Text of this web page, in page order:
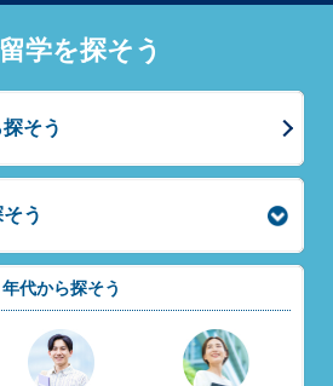
留学を探そう
そう
う
年代から探そう